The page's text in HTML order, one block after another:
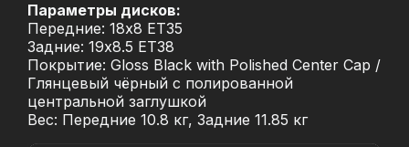
Параметры дисков:
Передние: 18x8 ET35
Задние: 19x8.5 ET38
Покрытие: Gloss Black with Polished Center Cap /
Глянцевый чёрный с полированной
центральной заглушкой
Вес: Передние 10.8 кг, Задние 11.85 кг